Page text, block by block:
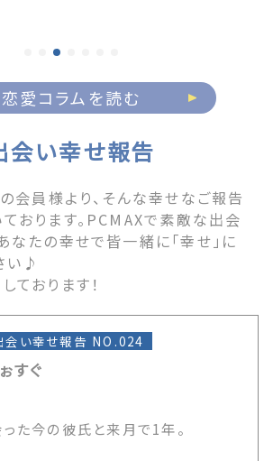
！ The post モテる男への近道は
on 出会いマッチングサイト
恋愛コラムを読む
会い幸せ報告
会員様より、そんな幸せなご報告
おります。PCMAXで素敵な出会
なたの幸せで皆一緒に「幸せ」に
い♪
ております！
会い幸せ報告 NO.024
すぐ
た今の彼氏と来月で1年。